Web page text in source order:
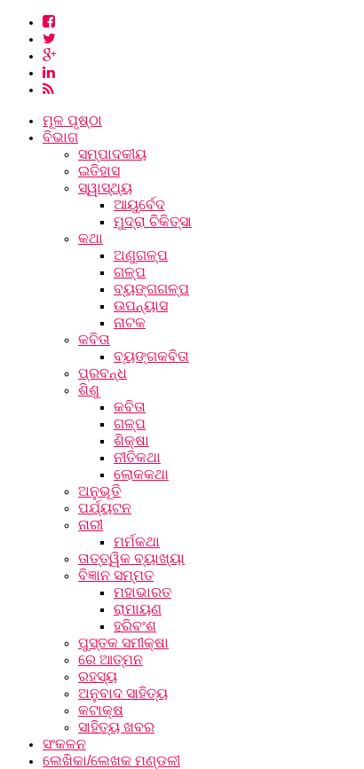
ମୂଳ ପୃଷ୍ଠା
ବିଭାଗ
ସମ୍ପାଦକୀୟ
ଇତିହାସ
ସ୍ୱାସ୍ଥ୍ୟ
ଆୟୁର୍ବେଦ
ମୁଦ୍ରା ଚିକିତ୍ସା
କଥା
ଅଣୁଗଳ୍ପ
ଗଳ୍ପ
ବ୍ୟଙ୍ଗଗଳ୍ପ
ଉପନ୍ୟାସ
ନାଟକ
କବିତା
ବ୍ୟଙ୍ଗକବିତା
ପ୍ରବନ୍ଧ
ଶିଶୁ
କବିତା
ଗଳ୍ପ
ଶିକ୍ଷା
ନୀତିକଥା
ଲୋକକଥା
ଅନୁଭୂତି
ପର୍ଯ୍ୟଟନ
ନାରୀ
ମର୍ମକଥା
ତାତ୍ତ୍ୱିକ ବ୍ୟାଖ୍ୟା
ବିଜ୍ଞାନ ସମ୍ମତ
ମହାଭାରତ
ରାମାୟଣ
ହରିବଂଶ
ପୁସ୍ତକ ସମୀକ୍ଷା
ରେ ଆତ୍ମନ
ରହସ୍ୟ
ଅନୁବାଦ ସାହିତ୍ୟ
କଟାକ୍ଷ
ସାହିତ୍ୟ ଖବର
ସଂକଳନ
ଲେଖିକା/ଲେଖକ ମଣ୍ଡଳୀ